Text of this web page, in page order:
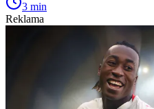
3 min
Reklama